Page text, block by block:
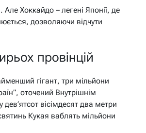
Хоккайдо – легені Японії, де
дозволяючи відчути
провінцій
гігант, три мільйони
оточений Внутрішнім
вісімдесят два метри
Кукая ваблять мільйони